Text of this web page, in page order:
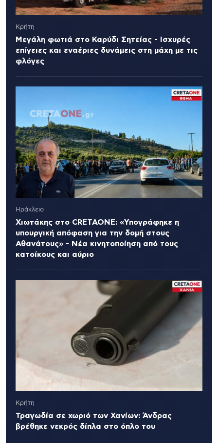
Κρήτη
Μεγάλη φωτιά στο Καρύδι Σητείας - Ισχυρές
επίγειες και εναέριες δυνάμεις στη μάχη με τις
φλόγες
Ηράκλειο
Χιωτάκης στο CRETAONE: «Υπογράφηκε η
υπουργική απόφαση για την δομή στους
Αθανάτους» - Νέα κινητοποίηση από τους
κατοίκους και αύριο
Κρήτη
Τραγωδία σε χωριό των Χανίων: Άνδρας
βρέθηκε νεκρός δίπλα στο όπλο του